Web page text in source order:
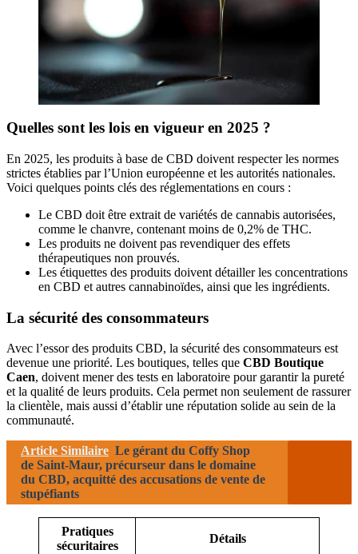
Quelles sont les lois en vigueur en 2025 ?
En 2025, les produits à base de CBD doivent respecter les normes
strictes établies par l’Union européenne et les autorités nationales.
Voici quelques points clés des réglementations en cours :
Le CBD doit être extrait de variétés de cannabis autorisées,
comme le chanvre, contenant moins de 0,2% de THC.
Les produits ne doivent pas revendiquer des effets
thérapeutiques non prouvés.
Les étiquettes des produits doivent détailler les concentrations
en CBD et autres cannabinoïdes, ainsi que les ingrédients.
La sécurité des consommateurs
Avec l’essor des produits CBD, la sécurité des consommateurs est
devenue une priorité. Les boutiques, telles que CBD Boutique
Caen, doivent mener des tests en laboratoire pour garantir la pureté
et la qualité de leurs produits. Cela permet non seulement de rassurer
la clientèle, mais aussi d’établir une réputation solide au sein de la
communauté.
Article Similaire Le gérant du Coffy Shop
de Saint-Maur, précurseur dans le domaine
du CBD, acquitté des accusations de vente de
stupéfiants
Pratiques
sécuritaires
Détails